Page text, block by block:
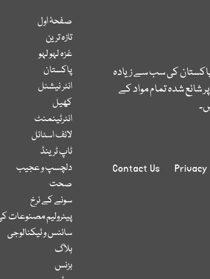
کی سب سے زیادہ
شدہ تمام مواد کے
Privacy
Contact Us
صفحۂ اول
تازہ ترین
غزہ لہو لہو
پاکستان
انٹر نیشنل
کھیل
انٹرٹینمنٹ
لائف اسٹائل
ٹاپ ٹرینڈ
دلچسپ و عجیب
صحت
سونے کے نرخ
پیٹرولیم مصنوعات
سائنس و ٹیکنالوجی
بلاگ
بزنس